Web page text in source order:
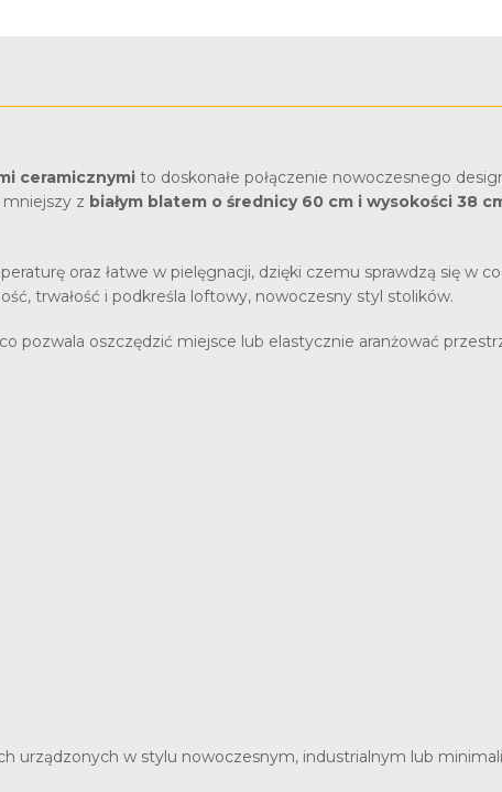
ceramicznymi to doskonałe połączenie nowoczesnego
mniejszy z białym blatem o średnicy 60 cm i wysokości 38
oraz łatwe w pielęgnacji, dzięki czemu sprawdzą się w
trwałość i podkreśla loftowy, nowoczesny styl stolików.
pozwala oszczędzić miejsce lub elastycznie aranżować
urządzonych w stylu nowoczesnym, industrialnym lub